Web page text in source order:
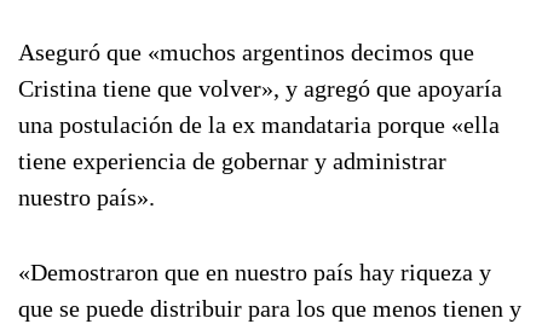
Aseguró que «muchos argentinos decimos que
Cristina tiene que volver», y agregó que apoyaría
una postulación de la ex mandataria porque «ella
tiene experiencia de gobernar y administrar
nuestro país».
«Demostraron que en nuestro país hay riqueza y
que se puede distribuir para los que menos tienen y